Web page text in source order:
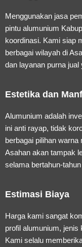
Menggunakan jasa
pintu alumunium
koordinasi. Kami siap
berbagai wilayah di
dan layanan purna jual
Estetika dan
Alumunium adalah
ini anti rayap, tidak
berbagai pilihan warna
Asahan akan tampak
selama bertahun-
Estimasi Biaya
Harga kami sangat
profil alumunium, jenis
Kami selalu